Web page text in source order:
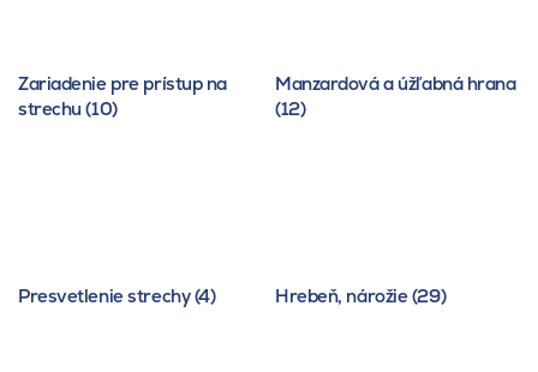
Zariadenie pre prístup na
strechu (10)
Manzardová a úžľabná hrana
(12)
Presvetlenie strechy (4) Hrebeň, nárožie (29)